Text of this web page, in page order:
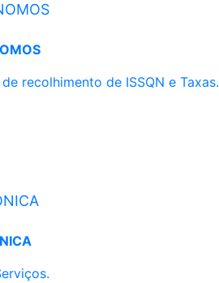
recolhimento de ISSQN e Taxas.